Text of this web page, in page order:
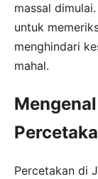
massal
untuk
menghindari
mahal.
Percetakan di